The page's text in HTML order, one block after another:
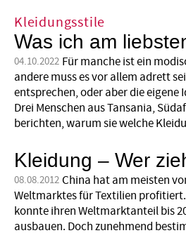
Kleidungsstile
Was ich am
04.10.2022 Für manche ist ein
andere muss es vor allem adrett
entsprechen, oder aber die
Drei Menschen aus Tansania,
berichten, warum sie welche
Kleidung – Wer
08.08.2012 China hat am meisten
Weltmarktes für Textilien
konnte ihren Weltmarktanteil bis
ausbauen. Doch zunehmend